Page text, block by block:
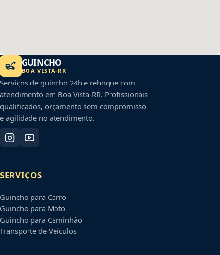
GUINCHO
BOA VISTA-RR
Serviços de guincho 24h e reboque com
atendimento em Boa Vista-RR. Profissionais
qualificados, orçamento sem compromisso
e agilidade no atendimento.
SERVIÇOS
Guincho para Carro
Guincho para Moto
Guincho para Caminhão
Transporte de Veículos